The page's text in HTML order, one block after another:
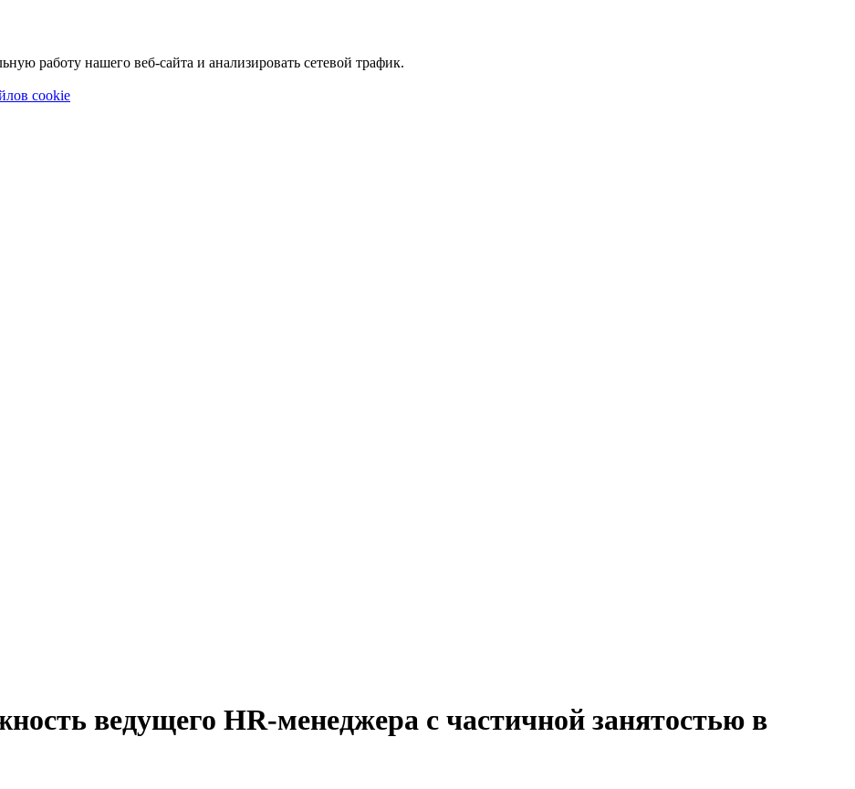
работу нашего веб-сайта и анализировать сетевой трафик.
cookie
ведущего HR-менеджера с частичной занятостью в